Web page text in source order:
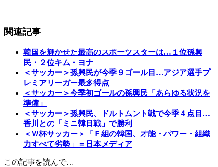
関連記事
韓国を輝かせた最高のスポーツスターは…１位孫興
民・２位キム・ヨナ
＜サッカー＞孫興民が今季９ゴール目…アジア選手プ
レミアリーガー最多得点
＜サッカー＞今季初ゴールの孫興民「あらゆる状況を
準備」
＜サッカー＞孫興民、ドルトムント戦で今季４点目…
香川との「ミニ韓日戦」で勝利
＜Ｗ杯サッカー＞「Ｆ組の韓国、才能・パワー・組織
力すべて劣勢」＝日本メディア
この記事を読んで…